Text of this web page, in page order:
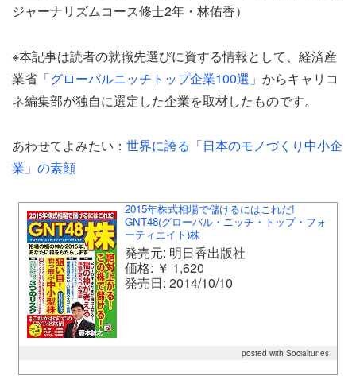
ジャーナリズムコース修士2年・林佑香）
※本記事は読者の就職先選びに資する情報として、経済産
業省 「グローバルニッチトップ企業100選」 からキャリコ
ネ編集部が独自に選定した企業を取材したものです。
あわせてよみたい： 世界に誇る「日本のモノづくり中小企
業」の素顔
2015年株式相場で儲けるにはこれだ!
GNT48(グローバル・ニッチ・トップ・フォ
ーティエイト)株
発売元: 明日香出版社
価格: ￥ 1,620
発売日: 2014/10/10
posted with Socialtunes